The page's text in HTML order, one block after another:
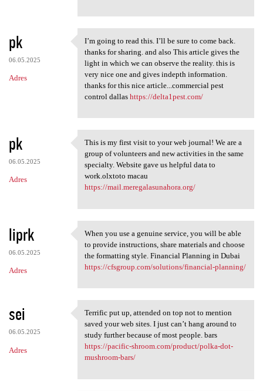
pk
06.05.2025
Adres
I’m going to read this. I’ll
I’m going to read this. I’ll be sure to come back.
thanks for sharing. and also This article gives the
light in which we can observe the reality. this is
very nice one and gives indepth information.
thanks for this nice article...commercial pest
control dallas https://delta1pest.com/
pk
06.05.2025
Adres
This is my first visit to
This is my first visit to your web journal! We are a
group of volunteers and new activities in the same
specialty. Website gave us helpful data to
work.olxtoto macau
https://mail.meregalasunahora.org/
liprk
06.05.2025
Adres
When you use a genuine
When you use a genuine service, you will be able
to provide instructions, share materials and choose
the formatting style. Financial Planning in Dubai
https://cfsgroup.com/solutions/financial-planning/
sei
06.05.2025
Adres
Terrific put up, attended on
Terrific put up, attended on top not to mention
saved your web sites. I just can’t hang around to
study further because of most people. bars
https://pacific-shroom.com/product/polka-dot-
mushroom-bars/